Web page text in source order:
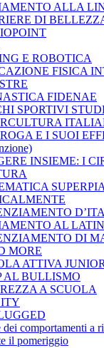
ALLA
DI
E ROBOTICA
FISICA
FIDENAE
SPORTIVI
E I SUOI
INSIEME: I
AL
DI
MORE
ATTIVA JUNIOR
AL BULLISMO
A SCUOLA
dei comportamenti a
il pomeriggio